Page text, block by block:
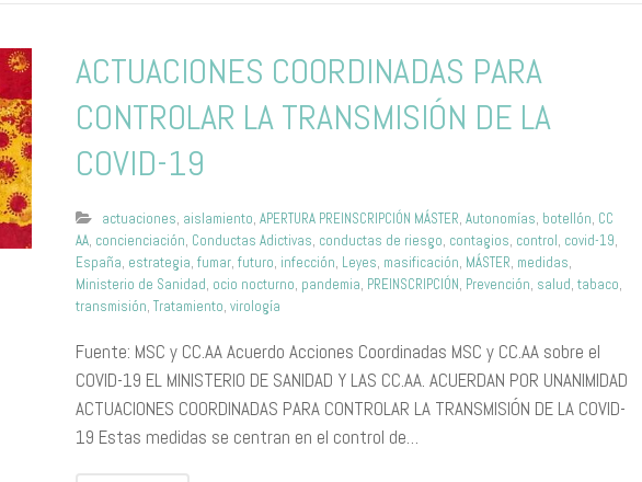
ACTUACIONES COORDINADAS PARA
CONTROLAR LA TRANSMISIÓN DE LA
COVID-19
actuaciones, aislamiento,APERTURA PREINSCRIPCIÓN MÁSTER,Autonomías, botellón, CC
AA, concienciación, Conductas Adictivas, conductas de riesgo, contagios, control, covid-19,
España, estrategia,fumar,futuro, infección, Leyes, masificación, MÁSTER, medidas,
Ministerio de Sanidad, ocio nocturno, pandemia, PREINSCRIPCIÓN, Prevención, salud,tabaco,
transmisión,Tratamiento,virología
Fuente: MSC y CC.AA Acuerdo Acciones Coordinadas MSC y CC.AA sobre el
COVID-19 EL MINISTERIO DE SANIDAD Y LAS CC.AA. ACUERDAN POR UNANIMIDAD
ACTUACIONES COORDINADAS PARA CONTROLAR LA TRANSMISIÓN DE LA COVID-
19 Estas medidas se centran en el control de…